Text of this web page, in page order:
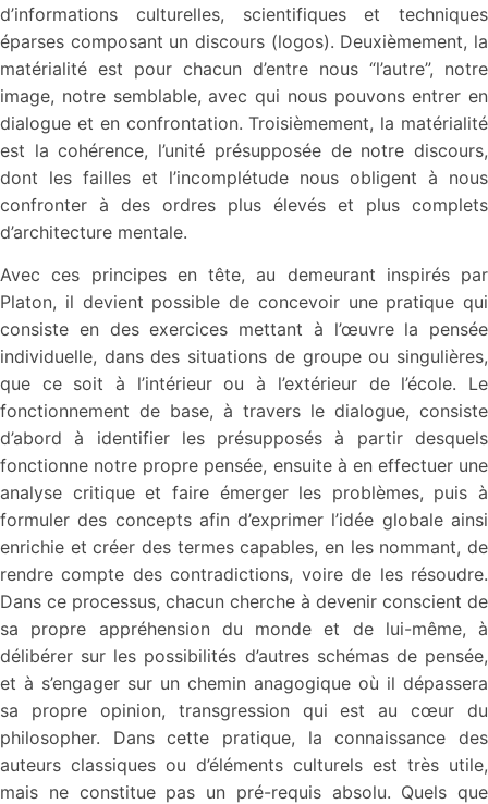
d’informations culturelles, scientifiques et techniques
éparses composant un discours (logos). Deuxièmement, la
matérialité est pour chacun d’entre nous “l’autre”, notre
image, notre semblable, avec qui nous pouvons entrer en
dialogue et en confrontation. Troisièmement, la matérialité
est la cohérence, l’unité présupposée de notre discours,
dont les failles et l’incomplétude nous obligent à nous
confronter à des ordres plus élevés et plus complets
d’architecture mentale.
Avec ces principes en tête, au demeurant inspirés par
Platon, il devient possible de concevoir une pratique qui
consiste en des exercices mettant à l’œuvre la pensée
individuelle, dans des situations de groupe ou singulières,
que ce soit à l’intérieur ou à l’extérieur de l’école. Le
fonctionnement de base, à travers le dialogue, consiste
d’abord à identifier les présupposés à partir desquels
fonctionne notre propre pensée, ensuite à en effectuer une
analyse critique et faire émerger les problèmes, puis à
formuler des concepts afin d’exprimer l’idée globale ainsi
enrichie et créer des termes capables, en les nommant, de
rendre compte des contradictions, voire de les résoudre.
Dans ce processus, chacun cherche à devenir conscient de
sa propre appréhension du monde et de lui-même, à
délibérer sur les possibilités d’autres schémas de pensée,
et à s’engager sur un chemin anagogique où il dépassera
sa propre opinion, transgression qui est au cœur du
philosopher. Dans cette pratique, la connaissance des
auteurs classiques ou d’éléments culturels est très utile,
mais ne constitue pas un pré-requis absolu. Quels que